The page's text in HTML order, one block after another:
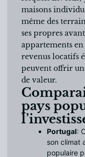
maisons
même des
ses propres
appartements
revenus locatifs
peuvent offrir
de valeur.
pays
Portugal:
son climat
populaire